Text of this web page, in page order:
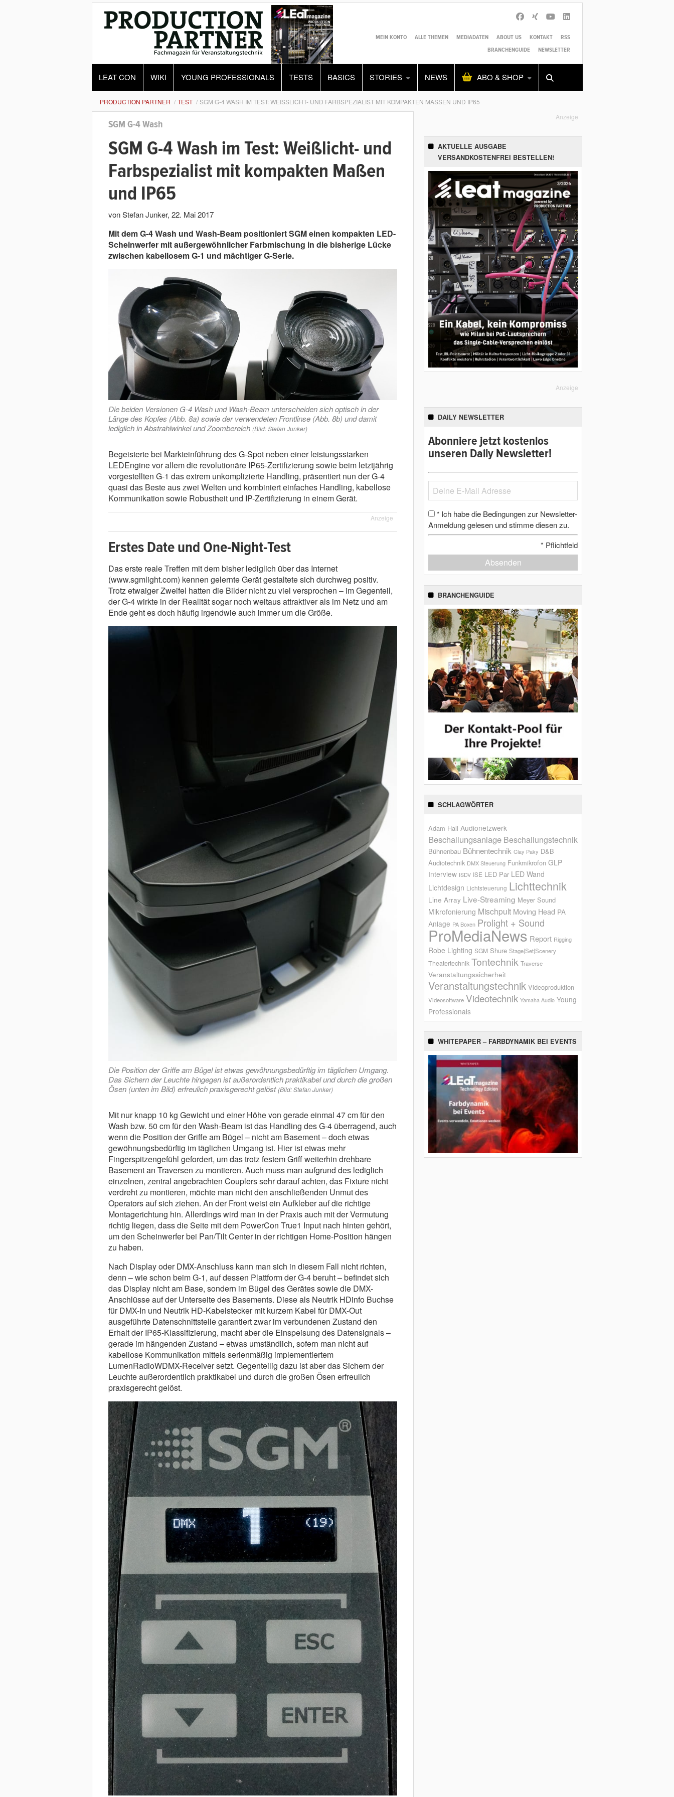
MEIN KONTO ALLE THEMEN MEDIADATEN ABOUT US KONTAKT
RSS
BRANCHENGUIDE
NEWSLETTER
LEAT CON WIKI YOUNG PROFESSIONALS TESTS BASICS STORIES NEWS ABO & SHOP
Alles Shop SUCHEN
PRODUCTION PARTNER TEST SGM G-4 WASH IM TEST: WEISSLICHT- UND FARBSPEZIALIST MIT KOMPAKTEN MASSEN UND IP65
SGM G-4 Wash
SGM G-4 Wash im Test: Weißlicht- und
Farbspezialist mit kompakten Maßen
und IP65
von Stefan Junker, 22. Mai 2017
Mit dem G-4 Wash und Wash-Beam positioniert SGM einen kompakten LED-
Scheinwerfer mit außergewöhnlicher Farbmischung in die bisherige Lücke
zwischen kabellosem G-1 und mächtiger G-Serie.
Die beiden Versionen G-4 Wash und Wash-Beam unterscheiden sich optisch in der
Länge des Kopfes (Abb. 8a) sowie der verwendeten Frontlinse (Abb. 8b) und damit
lediglich in Abstrahlwinkel und Zoombereich (Bild: Stefan Junker)
Begeisterte bei Markteinführung des G-Spot neben einer leistungsstarken
LEDEngine vor allem die revolutionäre IP65-Zertifizierung sowie beim letztjährig
vorgestellten G-1 das extrem unkomplizierte Handling, präsentiert nun der G-4
quasi das Beste aus zwei Welten und kombiniert einfaches Handling, kabellose
Kommunikation sowie Robustheit und IP-Zertifizierung in einem Gerät.
Anzeige
Erstes Date und One-Night-Test
Das erste reale Treffen mit dem bisher lediglich über das Internet
(www.sgmlight.com) kennen gelernte Gerät gestaltete sich durchweg positiv.
Trotz etwaiger Zweifel hatten die Bilder nicht zu viel versprochen – im Gegenteil,
der G-4 wirkte in der Realität sogar noch weitaus attraktiver als im Netz und am
Ende geht es doch häufig irgendwie auch immer um die Größe.
Die Position der Griffe am Bügel ist etwas gewöhnungsbedürftig im täglichen Umgang.
Das Sichern der Leuchte hingegen ist außerordentlich praktikabel und durch die großen
Ösen (unten im Bild) erfreulich praxisgerecht gelöst(Bild: Stefan Junker)
Mit nur knapp 10 kg Gewicht und einer Höhe von gerade einmal 47 cm für den
Wash bzw. 50 cm für den Wash-Beam ist das Handling des G-4 überragend, auch
wenn die Position der Griffe am Bügel – nicht am Basement – doch etwas
gewöhnungsbedürftig im täglichen Umgang ist. Hier ist etwas mehr
Fingerspitzengefühl gefordert, um das trotz festem Griff weiterhin drehbare
Basement an Traversen zu montieren. Auch muss man aufgrund des lediglich
einzelnen, zentral angebrachten Couplers sehr darauf achten, das Fixture nicht
verdreht zu montieren, möchte man nicht den anschließenden Unmut des
Operators auf sich ziehen. An der Front weist ein Aufkleber auf die richtige
Montagerichtung hin. Allerdings wird man in der Praxis auch mit der Vermutung
richtig liegen, dass die Seite mit dem PowerCon True1 Input nach hinten gehört,
um den Scheinwerfer bei Pan/Tilt Center in der richtigen Home-Position hängen
zu haben.
Nach Display oder DMX-Anschluss kann man sich in diesem Fall nicht richten,
denn – wie schon beim G-1, auf dessen Plattform der G-4 beruht – befindet sich
das Display nicht am Base, sondern im Bügel des Gerätes sowie die DMX-
Anschlüsse auf der Unterseite des Basements. Diese als Neutrik HDinfo Buchse
für DMX-In und Neutrik HD-Kabelstecker mit kurzem Kabel für DMX-Out
ausgeführte Datenschnittstelle garantiert zwar im verbundenen Zustand den
Erhalt der IP65-Klassifizierung, macht aber die Einspeisung des Datensignals –
gerade im hängenden Zustand – etwas umständlich, sofern man nicht auf
kabellose Kommunikation mittels serienmäßig implementiertem
LumenRadioWDMX-Receiver setzt. Gegenteilig dazu ist aber das Sichern der
Leuchte außerordentlich praktikabel und durch die großen Ösen erfreulich
praxisgerecht gelöst.
Anzeige
AKTUELLE AUSGABE
VERSANDKOSTENFREI BESTELLEN!
Anzeige
DAILY NEWSLETTER
Abonniere jetzt kostenlos
unseren Daily Newsletter!
* Ich habe die Bedingungen zur Newsletter-
Anmeldung gelesen und stimme diesen zu.
* Pflichtfeld
Absenden
BRANCHENGUIDE
SCHLAGWÖRTER
Adam Hall Audionetzwerk
Beschallungsanlage Beschallungstechnik
Bühnenbau Bühnentechnik Clay Paky D&B
Audiotechnik DMX Steuerung Funkmikrofon GLP
Interview ISDV ISE LED Par LED Wand
Lichtdesign Lichtsteuerung Lichttechnik
Line Array Live-Streaming Meyer Sound
Mikrofonierung Mischpult Moving Head PA
Anlage PA Boxen Prolight + Sound
ProMediaNews Report Rigging
Robe Lighting SGM Shure Stage|Set|Scenery
Theatertechnik Tontechnik Traverse
Veranstaltungssicherheit
Veranstaltungstechnik Videoproduktion
Videosoftware Videotechnik Yamaha Audio Young
Professionals
WHITEPAPER – FARBDYNAMIK BEI EVENTS